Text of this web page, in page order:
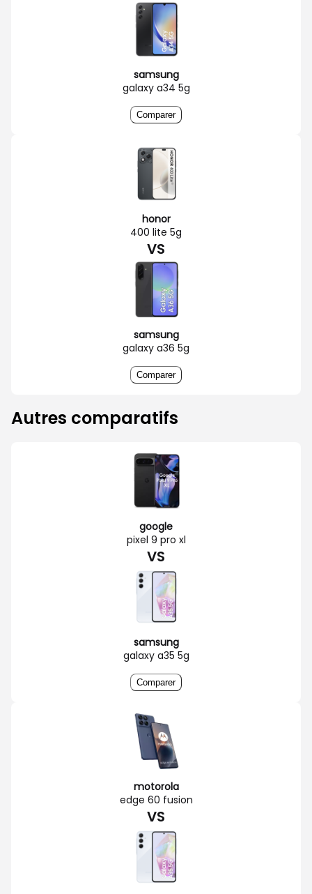
samsung
galaxy a34 5g
Comparer
honor
400 lite 5g
VS
samsung
galaxy a36 5g
Comparer
Autres comparatifs
google
pixel 9 pro xl
VS
samsung
galaxy a35 5g
Comparer
motorola
edge 60 fusion
VS